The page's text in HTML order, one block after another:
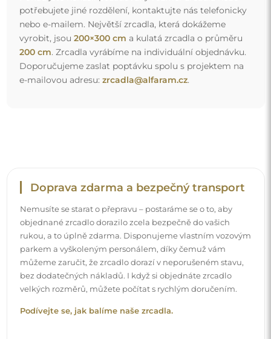
můžeme zaručit, že zrcadlo dorazí v neporušeném stavu,
bez dodatečných nákladů. I když si objednáte zrcadlo
velkých rozměrů, můžete počítat s rychlým doručením.
Podívejte se, jak balíme naše zrcadla.
Snadná montáž
Zajišťujeme výrobu a dodání zrcadel, zatímco montáž je
na vaší straně. Vzhledem ke specifičnosti každého prostoru
nenabízíme standardní montážní příslušenství. To vám
dává volnost vybrat si hmoždinky nebo háčky, které
nejlépe vyhovují vašim stěnám a potřebám.